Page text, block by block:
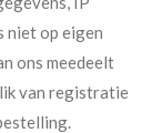
niet op eigen
ons meedeelt
van registratie